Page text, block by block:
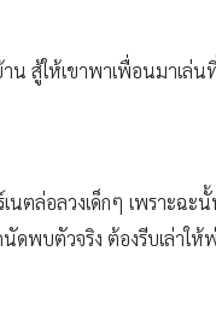
น สู้ให้เขาพาเพื่อนมาเล่
ตล่อลวงเด็กๆ เพราะฉะ
ดพบตัวจริง ต้องรีบเล่า